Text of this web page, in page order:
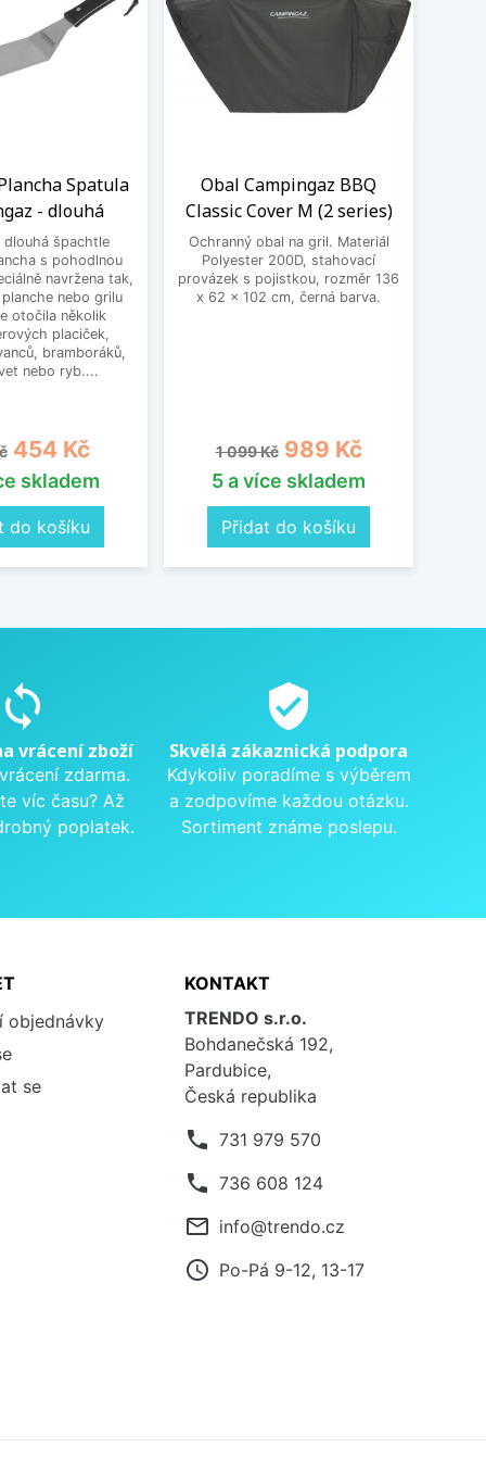
Spatula
- dlouhá
dlouhá špachtle
s pohodlnou
navržena tak,
nebo grilu
otočila několik
placiček,
bramboráků,
nebo ryb....
cena
Cena
454 Kč
skladem
do košíku
Obal Campingaz BBQ
Classic Cover M (2 series)
Ochranný obal na gril. Materiál
Polyester 200D, stahovací
provázek s pojistkou, rozměr 136
x 62 x 102 cm, černá barva.
Běžná cena
1 099 Kč Cena
989 Kč
5 a více skladem
Přidat do košíku
vrácení zboží
zdarma.
víc času? Až
poplatek.
verified_user
Skvělá zákaznická podpora
Kdykoliv poradíme s výběrem
a zodpovíme každou otázku.
Sortiment známe poslepu.
objednávky
se
KONTAKT
TRENDO s.r.o.
Bohdanečská 192,
Pardubice,
Česká republika
phone 731 979 570
phone 736 608 124
mail_outline info@trendo.cz
access_time Po-Pá 9-12, 13-17